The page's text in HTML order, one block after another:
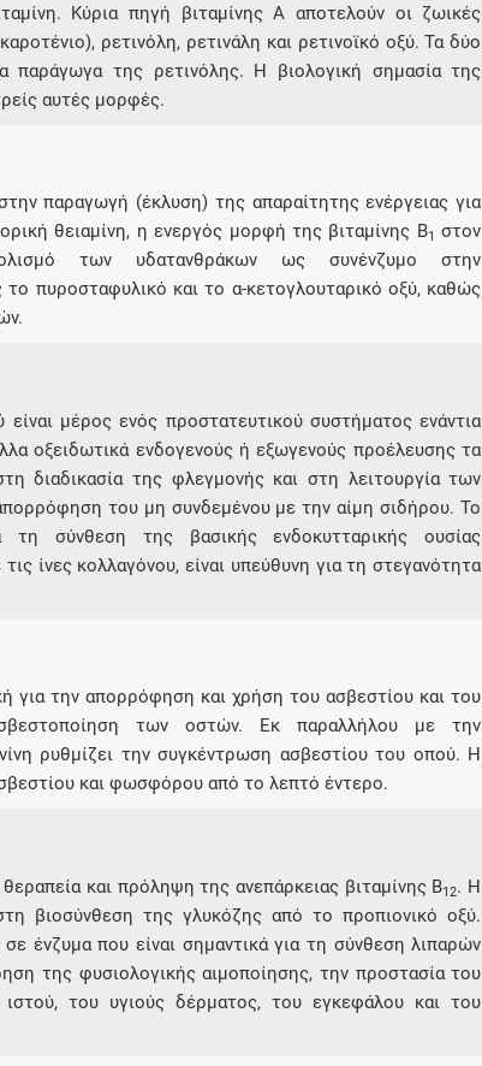
Κύρια πηγή βιταμίνης Α αποτελούν οι ζωικές
ρετινόλη, ρετινάλη και ρετινοϊκό οξύ. Τα δύο
παράγωγα της ρετινόλης. Η βιολογική σημασία της
αυτές μορφές.
παραγωγή (έκλυση) της απαραίτητης ενέργειας για
θειαμίνη, η ενεργός μορφή της βιταμίνης Β1 στον
των υδατανθράκων ως συνένζυμο στην
πυροσταφυλικό και το α-κετογλουταρικό οξύ, καθώς
μέρος ενός προστατευτικού συστήματος ενάντια
οξειδωτικά ενδογενούς ή εξωγενούς προέλευσης τα
διαδικασία της φλεγμονής και στη λειτουργία των
του μη συνδεμένου με την αίμη σιδήρου. Το
τη σύνθεση της βασικής ενδοκυτταρικής ουσίας
ίνες κολλαγόνου, είναι υπεύθυνη για τη στεγανότητα
για την απορρόφηση και χρήση του ασβεστίου και του
των οστών. Εκ παραλλήλου με την
ρυθμίζει την συγκέντρωση ασβεστίου του οπού. Η
και φωσφόρου από το λεπτό έντερο.
και πρόληψη της ανεπάρκειας βιταμίνης Β12. Η
βιοσύνθεση της γλυκόζης από το προπιονικό οξύ.
ένζυμα που είναι σημαντικά για τη σύνθεση λιπαρών
της φυσιολογικής αιμοποίησης, την προστασία του
του υγιούς δέρματος, του εγκεφάλου και του